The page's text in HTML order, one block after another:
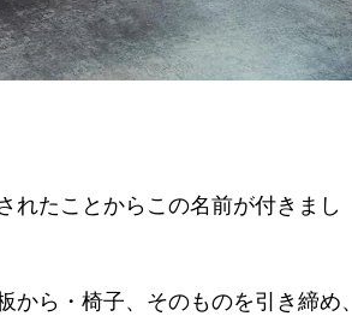
れたことからこの名前が付きまし
ら・椅子、そのものを引き締め、